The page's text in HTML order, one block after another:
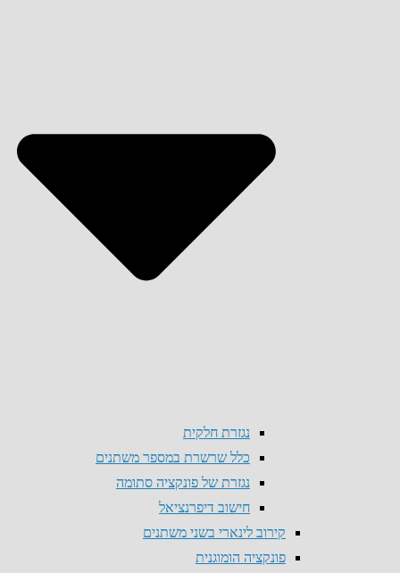
נגזרת חלקית
כלל שרשרת במספר משתנים
נגזרת של פונקציה סתומה
חישוב דיפרנציאל
קירוב לינארי בשני משתנים
פונקציה הומוגנית